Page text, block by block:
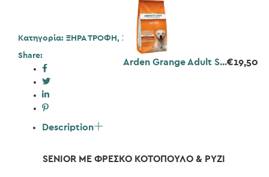
Arden Grange Adult S...€19,50
Κατηγορία: ΞΗΡΑ ΤΡΟΦΗ , Σκύλος
Share:
Description
SENIOR ΜΕ ΦΡΕΣΚΟ ΚΟΤΟΠΟΥΛΟ & ΡΥΖΙ